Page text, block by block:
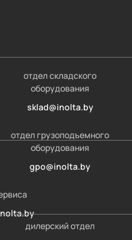
отдел складского
оборудования
sklad@inolta.by
отдел грузоподъемного
оборудования
gpo@inolta.by
дилерский отдел